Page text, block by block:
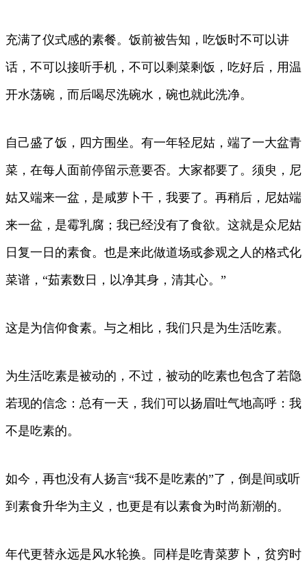
充满了仪式感的素餐。饭前被告知，吃饭时不可以讲
话，不可以接听手机，不可以剩菜剩饭，吃好后，用温
开水荡碗，而后喝尽洗碗水，碗也就此洗净。
自己盛了饭，四方围坐。有一年轻尼姑，端了一大盆青
菜，在每人面前停留示意要否。大家都要了。须臾，尼
姑又端来一盆，是咸萝卜干，我要了。再稍后，尼姑端
来一盆，是霉乳腐；我已经没有了食欲。这就是众尼姑
日复一日的素食。也是来此做道场或参观之人的格式化
菜谱，“茹素数日，以净其身，清其心。”
这是为信仰食素。与之相比，我们只是为生活吃素。
为生活吃素是被动的，不过，被动的吃素也包含了若隐
若现的信念：总有一天，我们可以扬眉吐气地高呼：我
不是吃素的。
如今，再也没有人扬言“我不是吃素的”了，倒是间或听
到素食升华为主义，也更是有以素食为时尚新潮的。
年代更替永远是风水轮换。同样是吃青菜萝卜，贫穷时